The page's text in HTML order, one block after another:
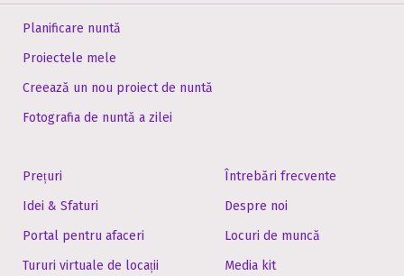
Planificare nuntă
Proiectele mele
Creează un nou proiect de nuntă
Fotografia de nuntă a zilei
Prețuri
Idei & Sfaturi
Portal pentru afaceri
Tururi virtuale de locații
Întrebări frecvente
Despre noi
Locuri de muncă
Media kit